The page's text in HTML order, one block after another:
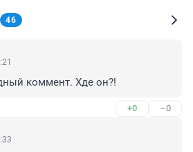
46
коммент. Хде он?!
+0 –0